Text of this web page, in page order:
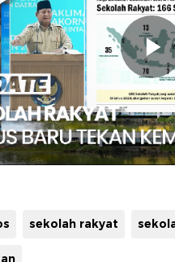
sekolah rakyat